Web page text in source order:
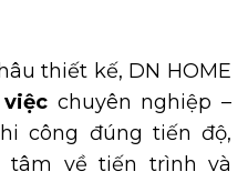
thiết kế, DN HOME
chuyên nghiệp –
công đúng tiến độ,
tâm về tiến trình và